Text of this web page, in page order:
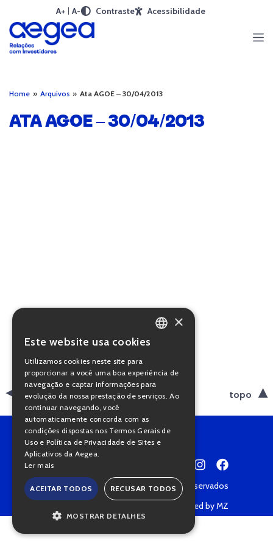
A+ A- Contraste Acessibilidade
Home » Arquivos » Ata AGOE – 30/04/2013
ATA AGOE – 30/04/2013
voltar topo
Copyright © 2022 • Todos os direitos reservados
Powered by MZ
PORTUGUESE
×
Este website usa cookies
Utilizamos cookies neste site para
proporcionar a você uma boa experiência de
navegação e captar informações para
evolução da nossa prestação de serviços. Ao
continuar navegando, você
automaticamente concorda com as
condições dispostas nos Termos Gerais de
Uso e Política de Privacidade de Sites e
Aplicativos da Aegea.
Ler mais
ACEITAR TODOS RECUSAR TODOS
MOSTRAR DETALHES